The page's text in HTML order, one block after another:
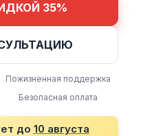
35%
Пожизненная поддержка
Безопасная оплата
до 10 августа